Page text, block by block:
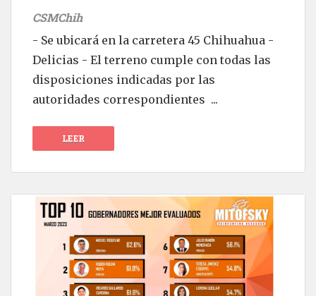
CSMChih
- Se ubicará en la carretera 45 Chihuahua -
Delicias - El terreno cumple con todas las
disposiciones indicadas por las
autoridades correspondientes ...
LEER